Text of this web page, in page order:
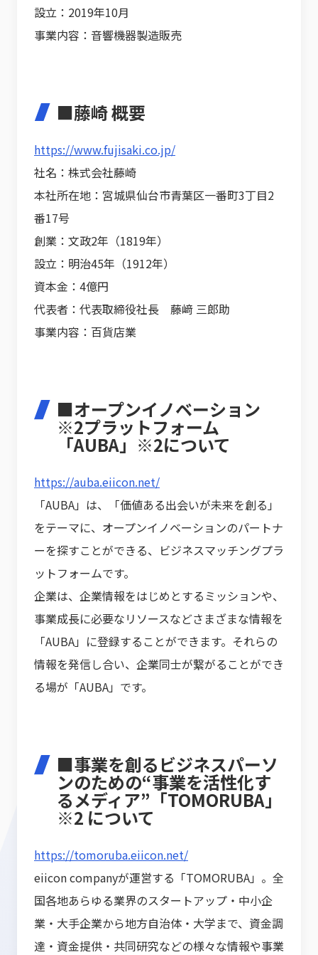
設立：2019年10月
事業内容：音響機器製造販売
■藤崎 概要
https://www.fujisaki.co.jp/
社名：株式会社藤崎
本社所在地：宮城県仙台市青葉区一番町3丁目2
番17号
創業：文政2年（1819年）
設立：明治45年（1912年）
資本金：4億円
代表者：代表取締役社長 藤﨑 三郎助
事業内容：百貨店業
■オープンイノベーション
※2プラットフォーム
「AUBA」※2について
https://auba.eiicon.net/
「AUBA」は、「価値ある出会いが未来を創る」
をテーマに、オープンイノベーションのパートナ
ーを探すことができる、ビジネスマッチングプラ
ットフォームです。
企業は、企業情報をはじめとするミッションや、
事業成長に必要なリソースなどさまざまな情報を
「AUBA」に登録することができます。それらの
情報を発信し合い、企業同士が繋がることができ
る場が「AUBA」です。
■事業を創るビジネスパーソ
ンのための“事業を活性化す
るメディア”「TOMORUBA」
※2 について
https://tomoruba.eiicon.net/
eiicon companyが運営する「TOMORUBA」。全
国各地あらゆる業界のスタートアップ・中小企
業・大手企業から地方自治体・大学まで、資金調
達・資金提供・共同研究などの様々な情報や事業